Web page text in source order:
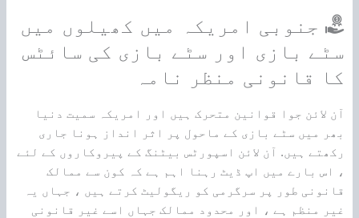
جنوبی امریکہ میں کھیلوں میں
سٹے بازی اور سٹے بازی کی سائٹس
کا قانونی منظر نامہ
آن لائن جوا قوانین متحرک ہیں اور امریکہ سمیت دنیا
بھر میں سٹے بازی کے ماحول پر اثر انداز ہونا جاری
رکھتے ہیں. آن لائن اسپورٹس بیٹنگ کے پیروکاروں کے لئے
، اس بارے میں اپ ڈیٹ رہنا اہم ہے کہ کون سے ممالک
قانونی طور پر سرگرمی کو ریگولیٹ کرتے ہیں ، جہاں یہ
غیر منظم ہے ، اور محدود ممالک جہاں اسے غیر قانونی